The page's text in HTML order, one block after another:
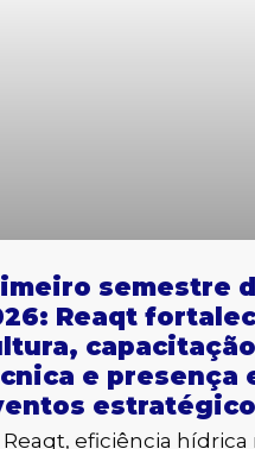
semestre
Reaqt
capacitação
e presença
Reaqt, eficiência hídrica